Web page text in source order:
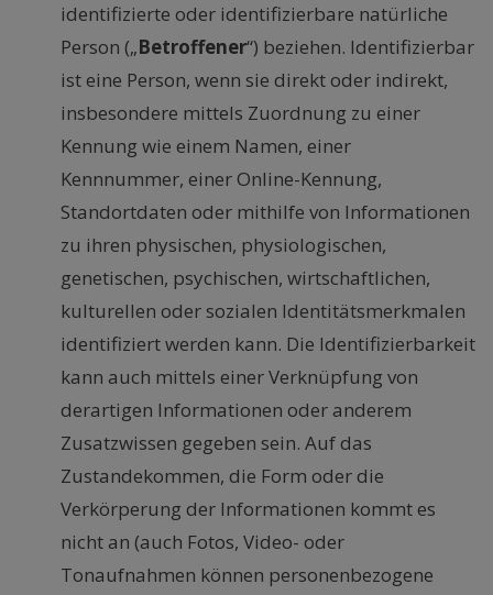
identifizierte oder identifizierbare natürliche
Person („Betroffener“) beziehen. Identifizierbar
ist eine Person, wenn sie direkt oder indirekt,
insbesondere mittels Zuordnung zu einer
Kennung wie einem Namen, einer
Kennnummer, einer Online-Kennung,
Standortdaten oder mithilfe von Informationen
zu ihren physischen, physiologischen,
genetischen, psychischen, wirtschaftlichen,
kulturellen oder sozialen Identitätsmerkmalen
identifiziert werden kann. Die Identifizierbarkeit
kann auch mittels einer Verknüpfung von
derartigen Informationen oder anderem
Zusatzwissen gegeben sein. Auf das
Zustandekommen, die Form oder die
Verkörperung der Informationen kommt es
nicht an (auch Fotos, Video- oder
Tonaufnahmen können personenbezogene